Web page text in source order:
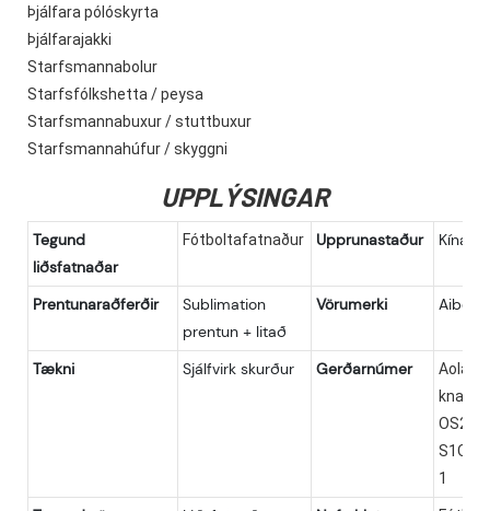
Þjálfara pólóskyrta
Þjálfarajakki
Starfsmannabolur
Starfsfólkshetta / peysa
Starfsmannabuxur / stuttbuxur
Starfsmannahúfur / skyggni
UPPLÝSINGAR
Tegund
liðsfatnaðar
Fótboltafatnaður Upprunastaður Kína,
Prentunaraðferðir
Sublimation
prentun + litað
Vörumerki Aibort
Tækni Sjálfvirk skurður Gerðarnúmer
Aolan
OS23-
1